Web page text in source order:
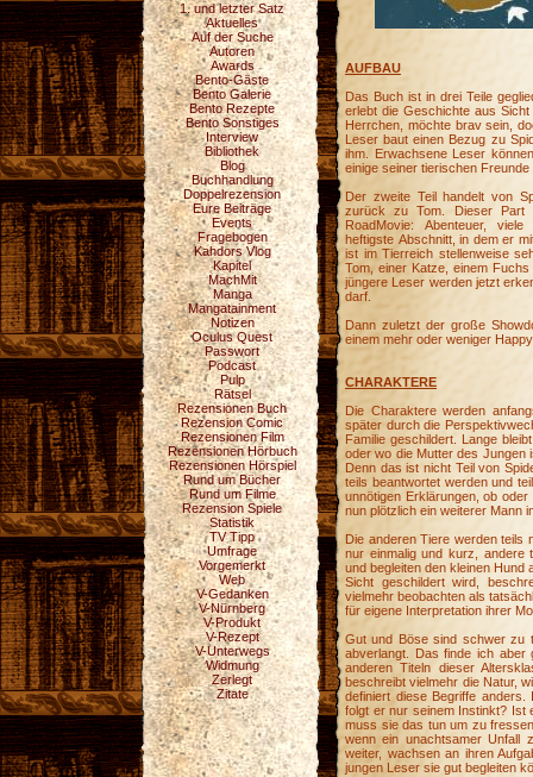
1. und letzter Satz
Aktuelles
Auf der Suche
Autoren
Awards
Bento-Gäste
Bento Galerie
Bento Rezepte
Bento Sonstiges
Interview
Bibliothek
Blog
Buchhandlung
Doppelrezension
Eure Beiträge
Events
Fragebogen
Kahdors Vlog
Kapitel
MachMit
Manga
Mangatainment
Notizen
Oculus Quest
Passwort
Podcast
Pulp
Rätsel
Rezensionen Buch
Rezension Comic
Rezensionen Film
Rezensionen Hörbuch
Rezensionen Hörspiel
Rund um Bücher
Rund um Filme
Rezension Spiele
Statistik
TV Tipp
Umfrage
Vorgemerkt
Web
V-Gedanken
V-Nürnberg
V-Produkt
V-Rezept
V-Unterwegs
Widmung
Zerlegt
Zitate
AUFBAU
Das Buch ist in drei Teile
erlebt die Geschichte aus
Herrchen, möchte brav sein,
Leser baut einen Bezug zu
ihm. Erwachsene Leser
einige seiner tierischen
Der zweite Teil handelt von
zurück zu Tom. Dieser Part
RoadMovie: Abenteuer,
heftigste Abschnitt, in dem er
ist im Tierreich stellenweise
Tom, einer Katze, einem
jüngere Leser werden jetzt
darf.
Dann zuletzt der große
einem mehr oder weniger
CHARAKTERE
Die Charaktere werden
später durch die
Familie geschildert. Lange
oder wo die Mutter des Jungen
Denn das ist nicht Teil von
teils beantwortet werden und
unnötigen Erklärungen, ob
nun plötzlich ein weiterer Mann
Die anderen Tiere werden teils
nur einmalig und kurz, andere
und begleiten den kleinen
Sicht geschildert wird,
vielmehr beobachten als
für eigene Interpretation ihrer
Gut und Böse sind schwer zu
abverlangt. Das finde ich
anderen Titeln dieser
beschreibt vielmehr die Natur,
definiert diese Begriffe
folgt er nur seinem Instinkt? Ist
muss sie das tun um zu
wenn ein unachtsamer Unfall
weiter, wachsen an ihren
jungen Leser sie gut begleiten